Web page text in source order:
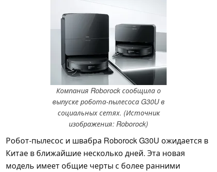
Компания Roborock сообщила о
выпуске робота-пылесоса G30U в
социальных сетях. (Источник
изображения: Roborock)
Робот-пылесос и швабра Roborock G30U ожидается в
Китае в ближайшие несколько дней. Эта новая
модель имеет общие черты с более ранними